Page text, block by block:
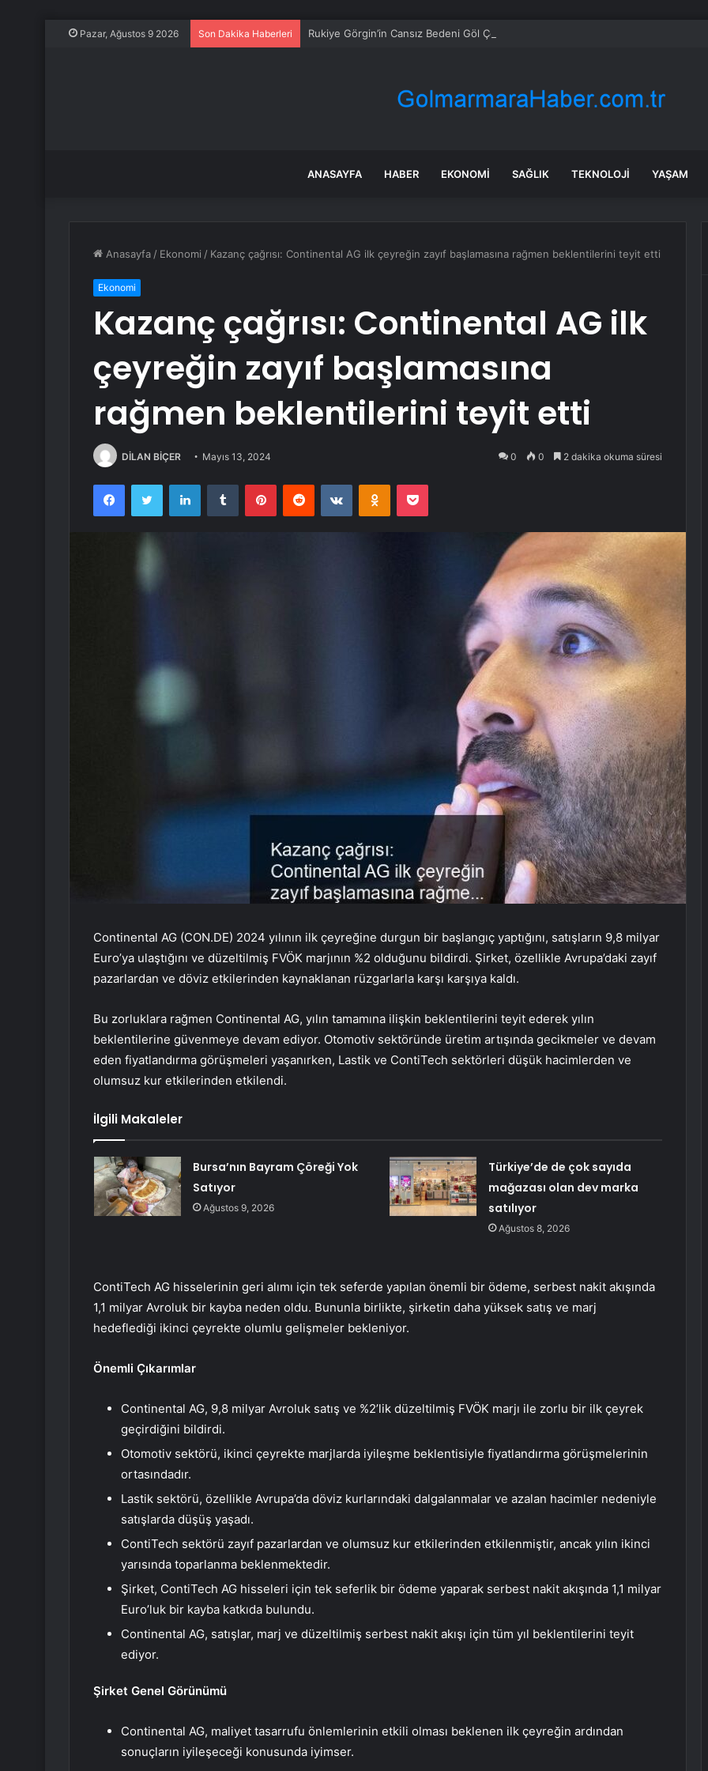
Pazar, Ağustos 9 2026 Son Dakika Haberleri Rukiye Görgin’in Cansız Bedeni Göl Çevresinde Bulundu
ANASAYFA HABER EKONOMI SAĞLIK TEKNOLOJI YAŞAM
Anasayfa / Ekonomi / Kazanç çağrısı: Continental AG ilk çeyreğin zayıf başlamasına rağmen beklentilerini teyit etti
Ekonomi
Kazanç çağrısı: Continental AG ilk
çeyreğin zayıf başlamasına
rağmen beklentilerini teyit etti
DİLAN BİÇER Mayıs 13, 2024 0 0 2 dakika okuma süresi
FacebookTwitter LinkedInTumblr PinterestReddit VKontakteOdnoklassniki
Pocket
Continental AG (CON.DE) 2024 yılının ilk çeyreğine durgun bir başlangıç yaptığını, satışların 9,8 milyar
Euro’ya ulaştığını ve düzeltilmiş FVÖK marjının %2 olduğunu bildirdi. Şirket, özellikle Avrupa’daki zayıf
pazarlardan ve döviz etkilerinden kaynaklanan rüzgarlarla karşı karşıya kaldı.
Bu zorluklara rağmen Continental AG, yılın tamamına ilişkin beklentilerini teyit ederek yılın
beklentilerine güvenmeye devam ediyor. Otomotiv sektöründe üretim artışında gecikmeler ve devam
eden fiyatlandırma görüşmeleri yaşanırken, Lastik ve ContiTech sektörleri düşük hacimlerden ve
olumsuz kur etkilerinden etkilendi.
İlgili Makaleler
Bursa’nın Bayram Çöreği Yok
Satıyor
Ağustos 9, 2026
Türkiye’de de çok sayıda
mağazası olan dev marka
satılıyor
Ağustos 8, 2026
ContiTech AG hisselerinin geri alımı için tek seferde yapılan önemli bir ödeme, serbest nakit akışında
1,1 milyar Avroluk bir kayba neden oldu. Bununla birlikte, şirketin daha yüksek satış ve marj
hedeflediği ikinci çeyrekte olumlu gelişmeler bekleniyor.
Önemli Çıkarımlar
Continental AG, 9,8 milyar Avroluk satış ve %2’lik düzeltilmiş FVÖK marjı ile zorlu bir ilk çeyrek
geçirdiğini bildirdi.
Otomotiv sektörü, ikinci çeyrekte marjlarda iyileşme beklentisiyle fiyatlandırma görüşmelerinin
ortasındadır.
Lastik sektörü, özellikle Avrupa’da döviz kurlarındaki dalgalanmalar ve azalan hacimler nedeniyle
satışlarda düşüş yaşadı.
ContiTech sektörü zayıf pazarlardan ve olumsuz kur etkilerinden etkilenmiştir, ancak yılın ikinci
yarısında toparlanma beklenmektedir.
Şirket, ContiTech AG hisseleri için tek seferlik bir ödeme yaparak serbest nakit akışında 1,1 milyar
Euro’luk bir kayba katkıda bulundu.
Continental AG, satışlar, marj ve düzeltilmiş serbest nakit akışı için tüm yıl beklentilerini teyit
ediyor.
Şirket Genel Görünümü
Continental AG, maliyet tasarrufu önlemlerinin etkili olması beklenen ilk çeyreğin ardından
sonuçların iyileşeceği konusunda iyimser.